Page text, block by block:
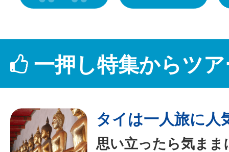
一押し特集からツ
タイは一人旅に人
思い立ったら気まま